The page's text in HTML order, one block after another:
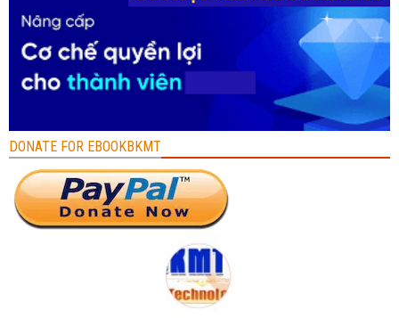
DONATE FOR EBOOKBKMT